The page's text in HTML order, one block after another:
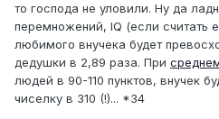
то господа не уловили. Ну да
перемножений, IQ (если считать
любимого внучека будет
дедушки в 2,89 раза. При
людей в 90-110 пунктов, внучек
чиселку в 310 (!)... *34